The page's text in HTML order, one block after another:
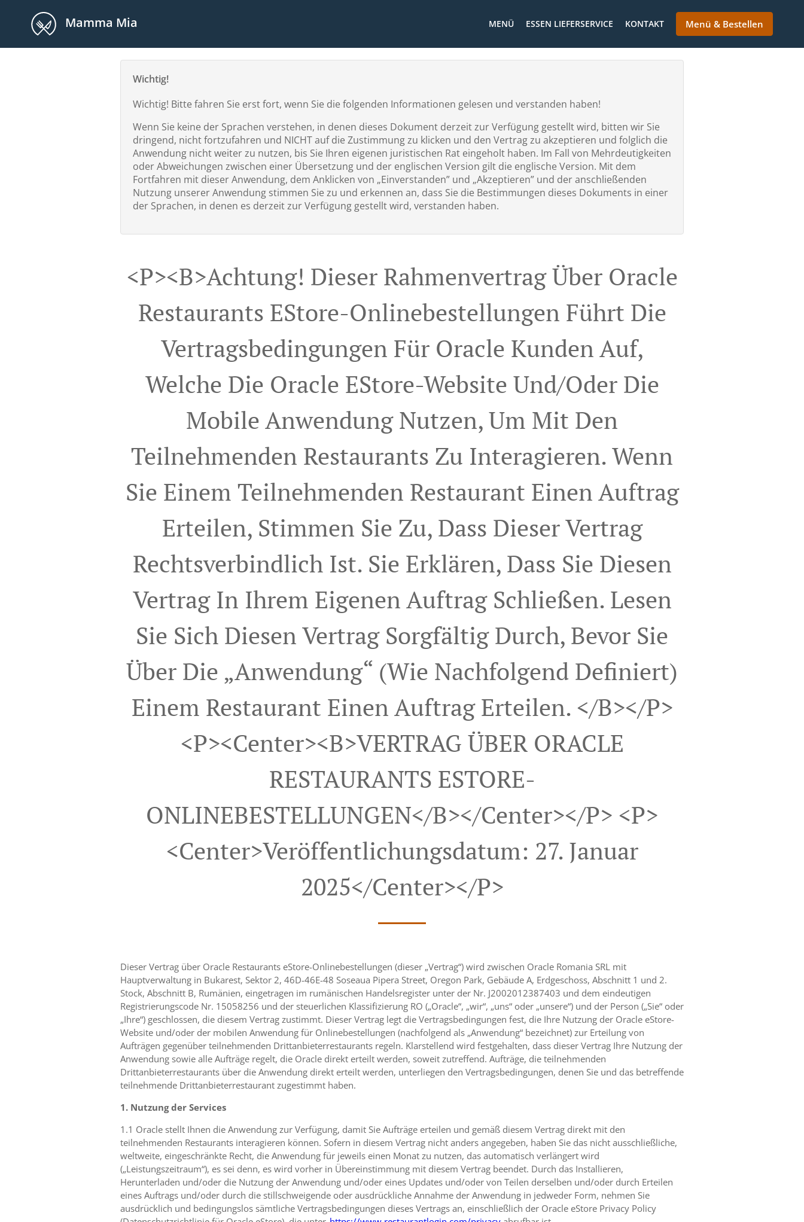
Mamma Mia MENÜ ESSEN LIEFERSERVICE KONTAKT Menü & Bestellen
Wichtig!
Wichtig! Bitte fahren Sie erst fort, wenn Sie die folgenden Informationen gelesen und verstanden haben!
Wenn Sie keine der Sprachen verstehen, in denen dieses Dokument derzeit zur Verfügung gestellt wird, bitten wir Sie
dringend, nicht fortzufahren und NICHT auf die Zustimmung zu klicken und den Vertrag zu akzeptieren und folglich die
Anwendung nicht weiter zu nutzen, bis Sie Ihren eigenen juristischen Rat eingeholt haben. Im Fall von Mehrdeutigkeiten
oder Abweichungen zwischen einer Übersetzung und der englischen Version gilt die englische Version. Mit dem
Fortfahren mit dieser Anwendung, dem Anklicken von „Einverstanden” und „Akzeptieren” und der anschließenden
Nutzung unserer Anwendung stimmen Sie zu und erkennen an, dass Sie die Bestimmungen dieses Dokuments in einer
der Sprachen, in denen es derzeit zur Verfügung gestellt wird, verstanden haben.
<p><b>Achtung! Dieser Rahmenvertrag Über Oracle
Restaurants EStore-Onlinebestellungen Führt Die
Vertragsbedingungen Für Oracle Kunden Auf,
Welche Die Oracle EStore-Website Und/oder Die
Mobile Anwendung Nutzen, Um Mit Den
Teilnehmenden Restaurants Zu Interagieren. Wenn
Sie Einem Teilnehmenden Restaurant Einen Auftrag
Erteilen, Stimmen Sie Zu, Dass Dieser Vertrag
Rechtsverbindlich Ist. Sie Erklären, Dass Sie Diesen
Vertrag In Ihrem Eigenen Auftrag Schließen. Lesen
Sie Sich Diesen Vertrag Sorgfältig Durch, Bevor Sie
Über Die „Anwendung“ (wie Nachfolgend Definiert)
Einem Restaurant Einen Auftrag Erteilen. </b></p>
<p><center><b>VERTRAG ÜBER ORACLE
RESTAURANTS ESTORE-
ONLINEBESTELLUNGEN</b></center></p> <p>
<center>Veröffentlichungsdatum: 27. Januar
2025</center></p>
Dieser Vertrag über Oracle Restaurants eStore-Onlinebestellungen (dieser „Vertrag“) wird zwischen Oracle Romania SRL mit
Hauptverwaltung in Bukarest, Sektor 2, 46D-46E-48 Soseaua Pipera Street, Oregon Park, Gebäude A, Erdgeschoss, Abschnitt 1 und 2.
Stock, Abschnitt B, Rumänien, eingetragen im rumänischen Handelsregister unter der Nr. J2002012387403 und dem eindeutigen
Registrierungscode Nr. 15058256 und der steuerlichen Klassifizierung RO („Oracle“, „wir“, „uns“ oder „unsere“) und der Person („Sie“ oder
„Ihre“) geschlossen, die diesem Vertrag zustimmt. Dieser Vertrag legt die Vertragsbedingungen fest, die Ihre Nutzung der Oracle eStore-
Website und/oder der mobilen Anwendung für Onlinebestellungen (nachfolgend als „Anwendung“ bezeichnet) zur Erteilung von
Aufträgen gegenüber teilnehmenden Drittanbieterrestaurants regeln. Klarstellend wird festgehalten, dass dieser Vertrag Ihre Nutzung der
Anwendung sowie alle Aufträge regelt, die Oracle direkt erteilt werden, soweit zutreffend. Aufträge, die teilnehmenden
Drittanbieterrestaurants über die Anwendung direkt erteilt werden, unterliegen den Vertragsbedingungen, denen Sie und das betreffende
teilnehmende Drittanbieterrestaurant zugestimmt haben.
1. Nutzung der Services
1.1 Oracle stellt Ihnen die Anwendung zur Verfügung, damit Sie Aufträge erteilen und gemäß diesem Vertrag direkt mit den
teilnehmenden Restaurants interagieren können. Sofern in diesem Vertrag nicht anders angegeben, haben Sie das nicht ausschließliche,
weltweite, eingeschränkte Recht, die Anwendung für jeweils einen Monat zu nutzen, das automatisch verlängert wird
(„Leistungszeitraum“), es sei denn, es wird vorher in Übereinstimmung mit diesem Vertrag beendet. Durch das Installieren,
Herunterladen und/oder die Nutzung der Anwendung und/oder eines Updates und/oder von Teilen derselben und/oder durch Erteilen
eines Auftrags und/oder durch die stillschweigende oder ausdrückliche Annahme der Anwendung in jedweder Form, nehmen Sie
ausdrücklich und bedingungslos sämtliche Vertragsbedingungen dieses Vertrags an, einschließlich der Oracle eStore Privacy Policy